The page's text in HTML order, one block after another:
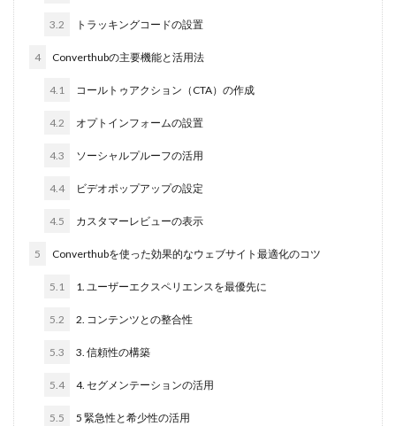
3.2 トラッキングコードの設置
4 Converthubの主要機能と活用法
4.1 コールトゥアクション（CTA）の作成
4.2 オプトインフォームの設置
4.3 ソーシャルプルーフの活用
4.4 ビデオポップアップの設定
4.5 カスタマーレビューの表示
5 Converthubを使った効果的なウェブサイト最適化のコツ
5.1 1. ユーザーエクスペリエンスを最優先に
5.2 2. コンテンツとの整合性
5.3 3. 信頼性の構築
5.4 4. セグメンテーションの活用
5.5 5 緊急性と希少性の活用